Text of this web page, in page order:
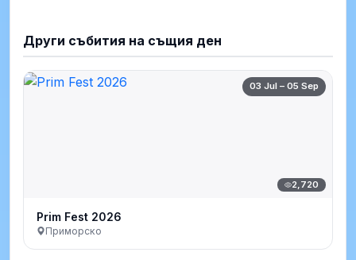
Други събития на същия ден
03 Jul – 05 Sep
2,720
Prim Fest 2026
Приморско